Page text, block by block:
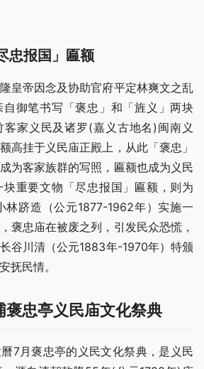
忠报国」匾额
皇帝因念及协助官府平定林爽文之乱
御笔书写「褒忠」和「旌义」两块
客家义民及诸罗(嘉义古地名)闽南义
高挂于义民庙正殿上，从此「褒忠」
为客家族群的写照，匾额也成为义民
重要文物「尽忠报国」匾额，则为
林跻造（公元1877-1962年）实施一
褒忠庙在被废之列，引发民众恐慌，
谷川清（公元1883年-1970年）特颁
抚民情。
褒忠亭义民庙文化祭典
7月褒忠亭的义民文化祭典，是义民